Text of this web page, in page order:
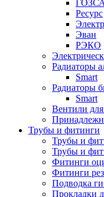
ГОЗСА
Ресурс
Эван
РЭКО
Радиаторы
Smart
Радиаторы
Smart
Вентили
Трубы и фитинги
Трубы и
Трубы и
Фитинги
Фитинги
Подводка
Прокладки